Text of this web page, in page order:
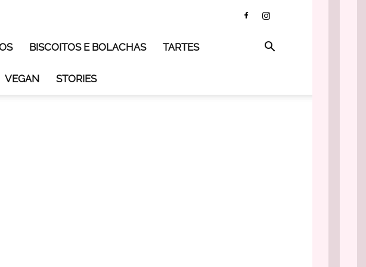
BISCOITOS E BOLACHAS TARTES
VEGAN STORIES